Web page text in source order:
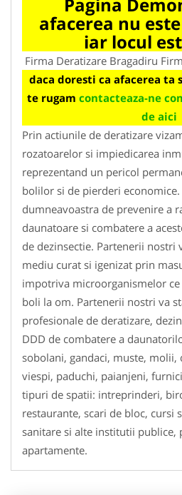
afacerea nu
iar locul
Firma Deratizare Bragadiru
daca doresti ca afacerea ta
te rugam contacteaza-ne
de aici
Prin actiunile de deratizare
rozatoarelor si impiedicarea
reprezentand un pericol
bolilor si de pierderi
dumneavoastra de prevenire a
daunatoare si combatere a
de dezinsectie. Partenerii nostri
mediu curat si igenizat prin
impotriva microorganismelor
boli la om. Partenerii nostri va
profesionale de deratizare,
DDD de combatere a
sobolani, gandaci, muste, molii,
viespi, paduchi, paianjeni,
tipuri de spatii: intreprinderi,
restaurante, scari de bloc, cursi
sanitare si alte institutii publice,
apartamente.